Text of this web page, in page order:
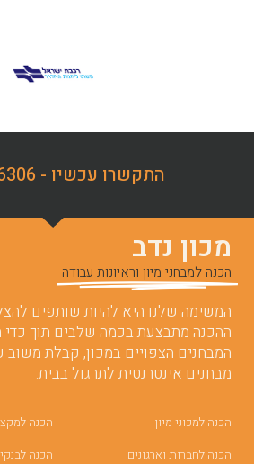
התקשרו עכשיו - 03-6206306
מכון נדב
הכנה למבחני מיון וראיונות עבודה
המשימה שלנו היא להיות שותפים
ההכנה מתבצעת בכמה שלבים תוך כדי
המבחנים הצפויים במכון, קבלת משוב
מבחנים אינטרנטית לתרגול בבית.
הכנה למכוני מיון
הכנה לחברות וארגונים
הכנה
הכנה